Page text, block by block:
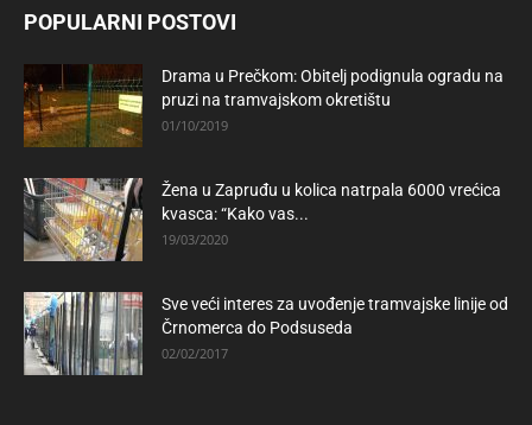
POPULARNI POSTOVI
Drama u Prečkom: Obitelj podignula ogradu na
pruzi na tramvajskom okretištu
01/10/2019
Žena u Zapruđu u kolica natrpala 6000 vrećica
kvasca: “Kako vas...
19/03/2020
Sve veći interes za uvođenje tramvajske linije od
Črnomerca do Podsuseda
02/02/2017